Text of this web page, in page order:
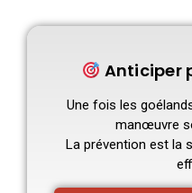
Anticiper
Une fois les
manœuvre
La prévention est la